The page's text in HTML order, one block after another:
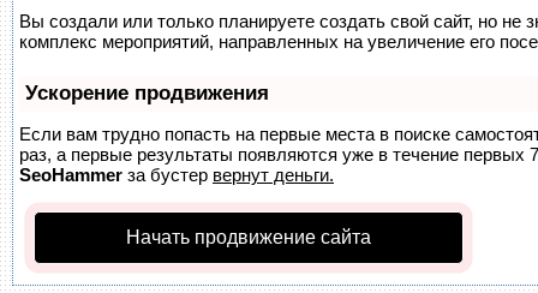
Вы создали или только планируете создать свой сайт, но не
комплекс мероприятий, направленных на увеличение его
Ускорение продвижения
Если вам трудно попасть на первые места в поиске
раз, а первые результаты появляются уже в течение первых
SeoHammer за бустер вернут деньги.
Начать продвижение сайта